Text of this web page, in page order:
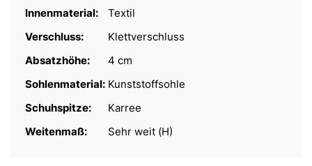
Innenmaterial:
Textil
Verschluss:
Klettverschluss
Absatzhöhe:
4 cm
Sohlenmaterial: Kunststoffsohle
Schuhspitze:
Karree
Weitenmaß:
Sehr weit (H)